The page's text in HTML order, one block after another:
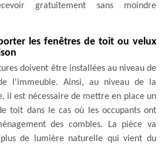
gratuitement sans moindre
les fenêtres de toit ou velux
doivent être installées au niveau de
l'immeuble. Ainsi, au niveau de la
il est nécessaire de mettre en place un
toit dans le cas où les occupants ont
des combles. La pièce va
de lumière naturelle qui vient du